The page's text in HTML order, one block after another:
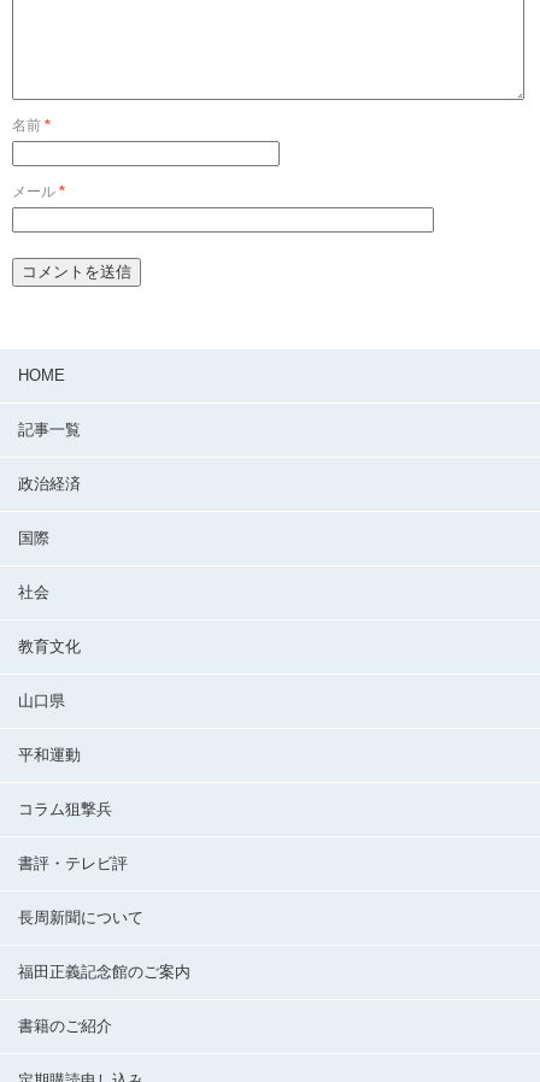
名前 *
メール *
HOME
記事一覧
政治経済
国際
社会
教育文化
山口県
平和運動
コラム狙撃兵
書評・テレビ評
長周新聞について
福田正義記念館のご案内
書籍のご紹介